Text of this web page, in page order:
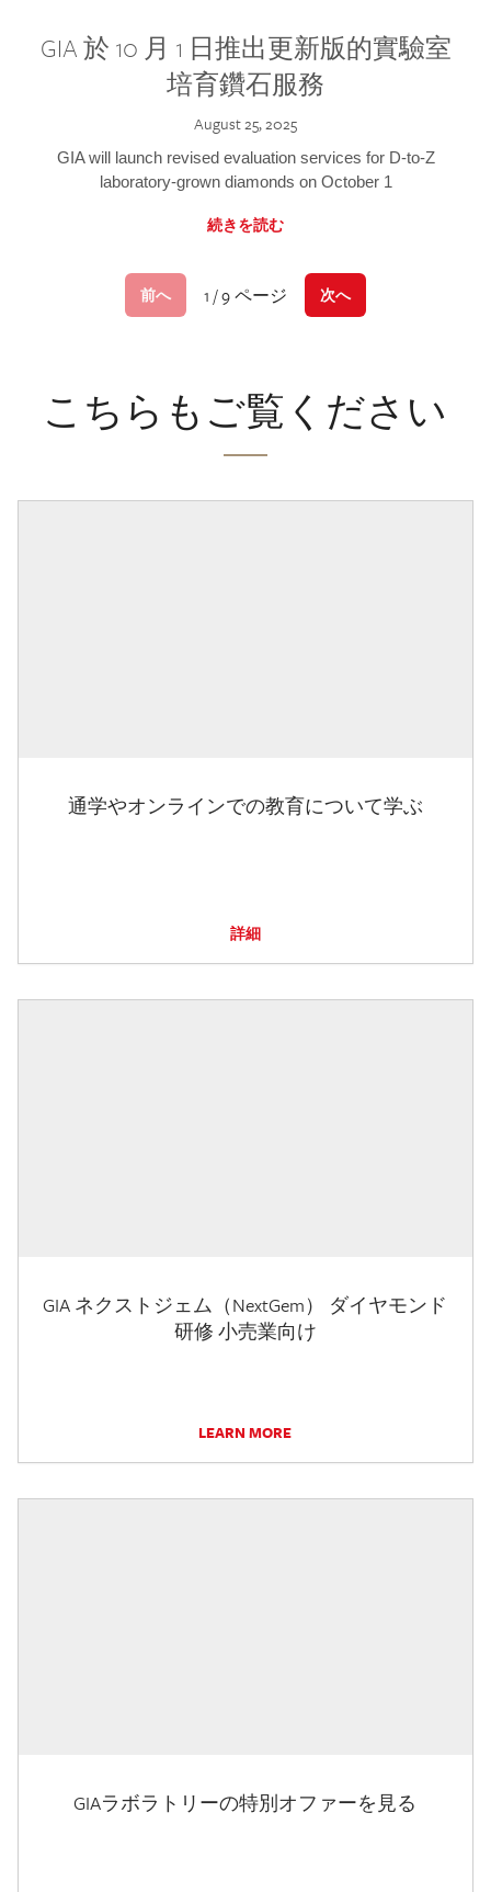
GIA 於 10 月 1 日推出更新版的實驗室
培育鑽石服務
August 25, 2025
GIA will launch revised evaluation services for D-to-Z
laboratory-grown diamonds on October 1
続きを読む
前へ 1 / 9 ページ 次へ
こちらもご覧ください
通学やオンラインでの教育について学ぶ
詳細
GIA ネクストジェム（NextGem） ダイヤモンド
研修 小売業向け
LEARN MORE
GIAラボラトリーの特別オファーを見る